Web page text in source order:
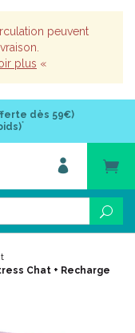
peuvent
plus «
dès 59€)
*
Chat + Recharge